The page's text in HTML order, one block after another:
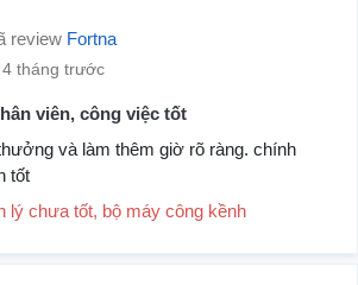
review Fortna
4 tháng trước
viên, công việc tốt
và làm thêm giờ rõ ràng. chính
tốt
điểm: Quản lý chưa tốt, bộ máy công kềnh